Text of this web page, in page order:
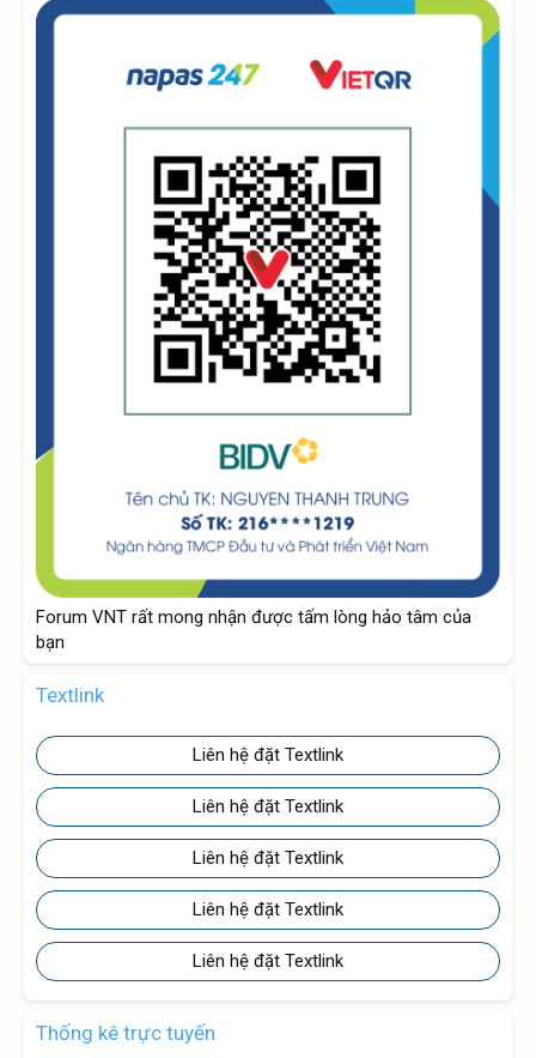
Forum VNT rất mong nhận được tấm lòng hảo tâm của
bạn
Textlink
Liên hệ đặt Textlink
Liên hệ đặt Textlink
Liên hệ đặt Textlink
Liên hệ đặt Textlink
Liên hệ đặt Textlink
Thống kê trực tuyến